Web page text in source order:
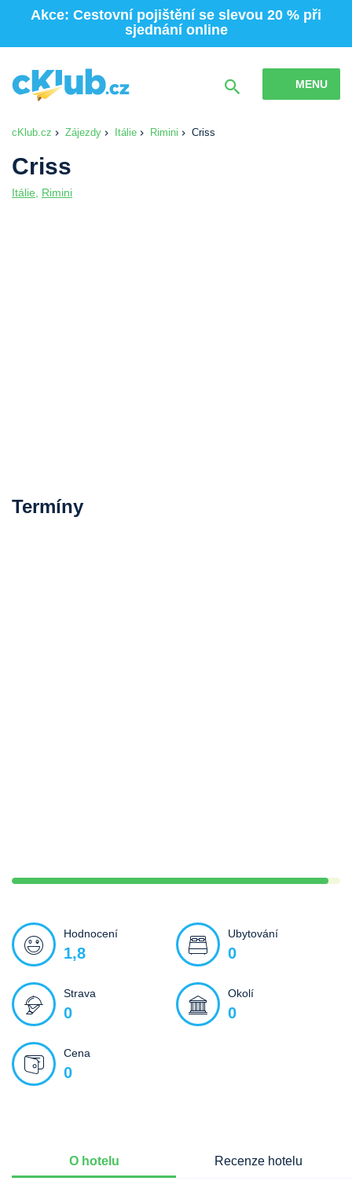
Akce: Cestovní pojištění se slevou 20 % při
sjednání online
MENU
cKlub.cz Zájezdy Itálie Rimini Criss
Criss
Itálie Rimini
Termíny
Hodnocení
1,8
Ubytování
0
Strava
0
Okolí
0
Cena
0
O hotelu Recenze hotelu